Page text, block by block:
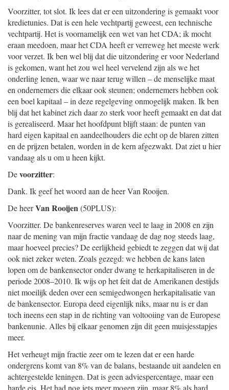
Voorzitter, tot slot. Ik lees dat er een uitzondering is gemaakt voor
kredietunies. Dat is een hele vechtpartij geweest, een technische
vechtpartij. Het is voornamelijk een wet van het CDA; ik mocht
eraan meedoen, maar het CDA heeft er verreweg het meeste werk
voor verzet. Ik ben wel blij dat die uitzondering er voor Nederland
is gekomen, want het zou wel heel vervelend zijn als we het
onderling lenen, waar we naar terug willen – de menselijke maat
en ondernemers die elkaar ook steunen; ondernemers hebben ook
een boel kapitaal – in deze regelgeving onmogelijk maken. Ik ben
blij dat het kabinet zich daar zo sterk voor heeft gemaakt en dat dat
is gerealiseerd. Maar het hoofdpunt blijft staan: de punten van
hard eigen kapitaal en aandeelhouders die echt op de blaren zitten
en de prijzen betalen, worden in de kern afgezwakt. Dat ziet u hier
vandaag als u om u heen kijkt.
Devoorzitter:
Dank. Ik geef het woord aan de heer Van Rooijen.
De heerVan Rooijen(50PLUS):
Voorzitter. De bankenreserves waren veel te laag in 2008 en zijn
naar de mening van mijn fractie vandaag de dag nog steeds laag,
maar hoeveel precies? De eerlijkheid gebiedt te zeggen dat wij dat
ook niet zeker weten. Zoals gezegd: we hebben de kans laten
lopen om de bankensector onder dwang te herkapitaliseren in de
periode 2008–2010. Ik wijs op het feit dat de Amerikanen destijds
niet moeilijk deden over een semigedwongen herkapitalisatie van
de bankensector. Europa deed eigenlijk niks, maar nu is er dan
toch ineens een stap in de richting van voltooiing van de Europese
bankenunie. Alles bij elkaar genomen zijn dit geen muisjesstapjes
meer.
Het verheugt mijn fractie zeer om te lezen dat er een harde
ondergrens komt van 8% van de balans, bestaande uit aandelen en
achtergestelde leningen. Dat is geen adviespercentage, maar een
harde eis. Het had nog iets meer mogen zijn, maar 8% als hard